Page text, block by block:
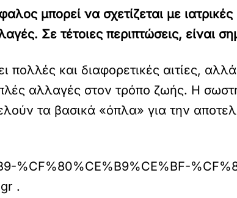
μπορεί να σχετίζεται με
Σε τέτοιες περιπτώσεις, είναι
και διαφορετικές αιτίες,
αλλαγές στον τρόπο ζωής. Η
τα βασικά «όπλα» για την
%CF%80%CE%B9%CE%BF-
.